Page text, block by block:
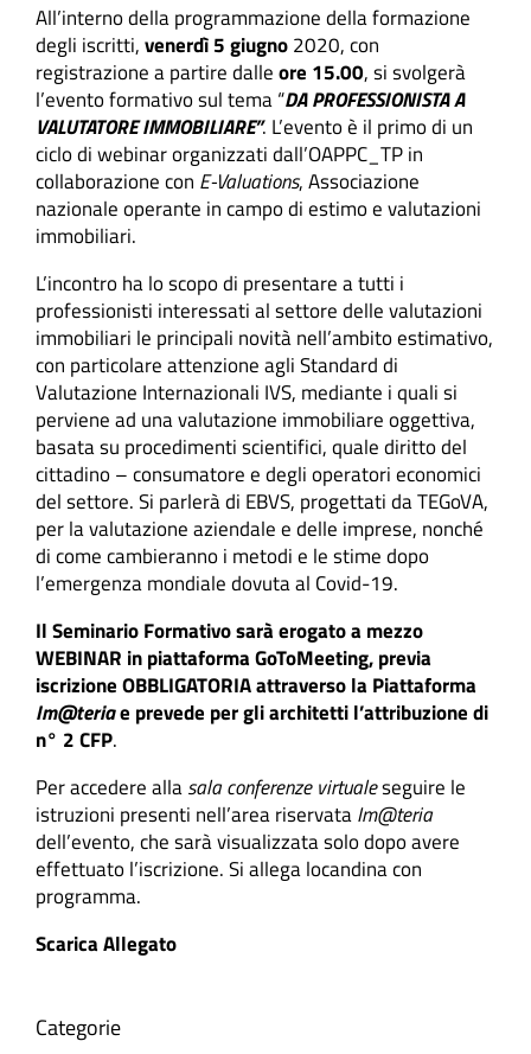
All’interno della programmazione della formazione
degli iscritti,venerdì 5 giugno2020, con
registrazione a partire dalleore 15.00, si svolgerà
l’evento formativo sul tema “DA PROFESSIONISTA A
VALUTATORE IMMOBILIARE”. L’evento è il primo di un
ciclo di webinar organizzati dall’OAPPC_TP in
collaborazione con E-Valuations, Associazione
nazionale operante in campo di estimo e valutazioni
immobiliari.
L’incontro ha lo scopo di presentare a tutti i
professionisti interessati al settore delle valutazioni
immobiliari le principali novità nell’ambito estimativo,
con particolare attenzione agli Standard di
Valutazione Internazionali IVS, mediante i quali si
perviene ad una valutazione immobiliare oggettiva,
basata su procedimenti scientifici, quale diritto del
cittadino – consumatore e degli operatori economici
del settore.Si parlerà di EBVS, progettati da TEGoVA,
per la valutazione aziendale e delle imprese, nonché
di come cambieranno i metodi e le stime dopo
l’emergenza mondiale dovuta al Covid-19.
Il Seminario Formativo sarà erogato a mezzo
WEBINAR in piattaforma GoToMeeting, previa
iscrizione OBBLIGATORIA attraverso la Piattaforma
Im@teriae prevede per gli architetti l’attribuzione di
n° 2 CFP.
Per accedere allasala conferenze virtualeseguire le
istruzioni presenti nell’area riservataIm@teria
dell’evento, che sarà visualizzata solo dopo avere
effettuato l’iscrizione.Si allega locandina con
programma.
Scarica Allegato
Categorie